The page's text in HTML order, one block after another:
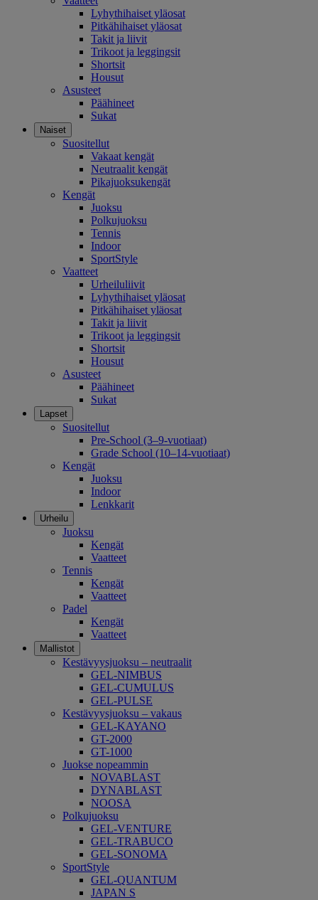
Lyhythihaiset yläosat
Pitkähihaiset yläosat
Takit ja liivit
Trikoot ja leggingsit
Shortsit
Housut
Asusteet
Päähineet
Sukat
Naiset
Suositellut
Vakaat kengät
Neutraalit kengät
Pikajuoksukengät
Kengät
Juoksu
Polkujuoksu
Tennis
Indoor
SportStyle
Vaatteet
Urheiluliivit
Lyhythihaiset yläosat
Pitkähihaiset yläosat
Takit ja liivit
Trikoot ja leggingsit
Shortsit
Housut
Asusteet
Päähineet
Sukat
Lapset
Suositellut
Pre-School (3–9-vuotiaat)
Grade School (10–14-vuotiaat)
Kengät
Juoksu
Indoor
Lenkkarit
Urheilu
Juoksu
Kengät
Vaatteet
Tennis
Kengät
Vaatteet
Padel
Kengät
Vaatteet
Mallistot
Kestävyysjuoksu – neutraalit
GEL-NIMBUS
GEL-CUMULUS
GEL-PULSE
Kestävyysjuoksu – vakaus
GEL-KAYANO
GT-2000
GT-1000
Juokse nopeammin
NOVABLAST
DYNABLAST
NOOSA
Polkujuoksu
GEL-VENTURE
GEL-TRABUCO
GEL-SONOMA
SportStyle
GEL-QUANTUM
JAPAN S